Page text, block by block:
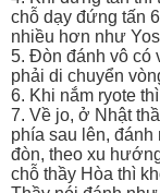
chỗ dạy đứng tấn
nhiều hơn như
5. Đòn đánh vô có
phải di chuyển
6. Khi nắm ryote
7. Về jo, ở Nhật
phía sau lên,
đòn, theo xu
chỗ thầy Hòa thì